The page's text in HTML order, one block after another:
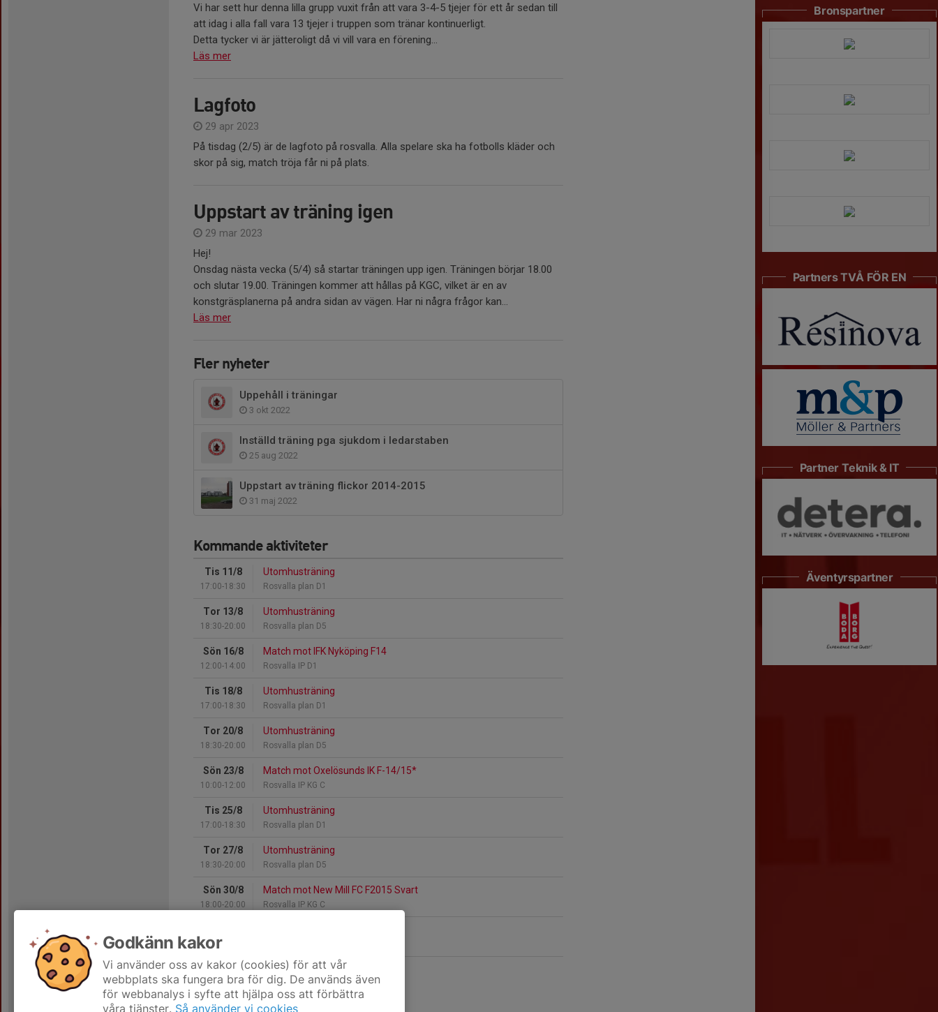
Vi har sett hur denna lilla grupp vuxit från att vara 3-4-5 tjejer för ett år sedan till
att idag i alla fall vara 13 tjejer i truppen som tränar kontinuerligt.
Detta tycker vi är jätteroligt då vi vill vara en förening...
Läs mer
Lagfoto
29 apr 2023
På tisdag (2/5) är de lagfoto på rosvalla. Alla spelare ska ha fotbolls kläder och
skor på sig, match tröja får ni på plats.
Uppstart av träning igen
29 mar 2023
Hej!
Onsdag nästa vecka (5/4) så startar träningen upp igen. Träningen börjar 18.00
och slutar 19.00. Träningen kommer att hållas på KGC, vilket är en av
konstgräsplanerna på andra sidan av vägen. Har ni några frågor kan...
Läs mer
Fler nyheter
Uppehåll i träningar
3 okt 2022
Inställd träning pga sjukdom i ledarstaben
25 aug 2022
Uppstart av träning flickor 2014-2015
31 maj 2022
Kommande aktiviteter
Tis 11/8
17:00-18:30
Utomhusträning
Rosvalla plan D1
Tor 13/8
18:30-20:00
Utomhusträning
Rosvalla plan D5
Sön 16/8
12:00-14:00
Match mot IFK Nyköping F14
Rosvalla IP D1
Tis 18/8
17:00-18:30
Utomhusträning
Rosvalla plan D1
Tor 20/8
18:30-20:00
Utomhusträning
Rosvalla plan D5
Sön 23/8
10:00-12:00
Match mot Oxelösunds IK F-14/15*
Rosvalla IP KG C
Tis 25/8
17:00-18:30
Utomhusträning
Rosvalla plan D1
Tor 27/8
18:30-20:00
Utomhusträning
Rosvalla plan D5
Sön 30/8
18:00-20:00
Match mot New Mill FC F2015 Svart
Rosvalla IP KG C
17:00-18:30
Hela kalendern
Bronspartner
Partners TVÅ FÖR EN
Partner Teknik & IT
Äventyrspartner
Godkänn kakor
Vi använder oss av kakor (cookies) för att vår
webbplats ska fungera bra för dig. De används även
för webbanalys i syfte att hjälpa oss att förbättra
våra tjänster. Så använder vi cookies